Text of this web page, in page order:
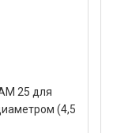
25 для
(4,5